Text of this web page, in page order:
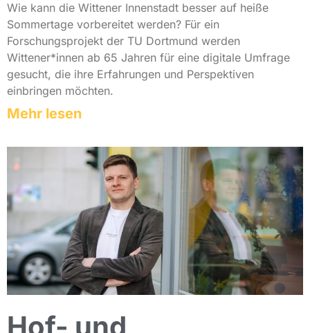
Wie kann die Wittener Innenstadt besser auf heiße
Sommertage vorbereitet werden? Für ein
Forschungsprojekt der TU Dortmund werden
Wittener*innen ab 65 Jahren für eine digitale Umfrage
gesucht, die ihre Erfahrungen und Perspektiven
einbringen möchten.
Mehr lesen